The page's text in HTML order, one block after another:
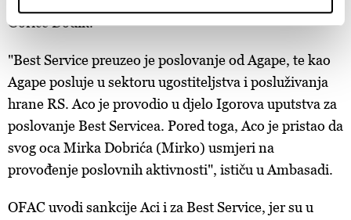
Find out more about how your personal data is processed
Zajednički voditelji obrade su HD-WIN ARENA SPORT
d.o.o. i
Partneri
. Više o podacima koje obrađujemo kao i
o vašim pravima pročitajte u našojPolitici privatnosti, a
o kolačićima i drugim sličnim tehnologijama uPolitici
kolačića. Kolačiće u bilo kojem trenutku možete ponovno
ažurirati klikom na „Prikaži detalje“. Privolu možete u bilo
Gorice Dodik.
"Best Service preuzeo je poslovanje od Agape, te kao
Agape posluje u sektoru ugostiteljstva i posluživanja
hrane RS. Aco je provodio u djelo Igorova uputstva za
poslovanje Best Servicea. Pored toga, Aco je pristao da
svog oca Mirka Dobrića (Mirko) usmjeri na
provođenje poslovnih aktivnosti", ističu u Ambasadi.
OFAC uvodi sankcije Aci i za Best Service, jer su u